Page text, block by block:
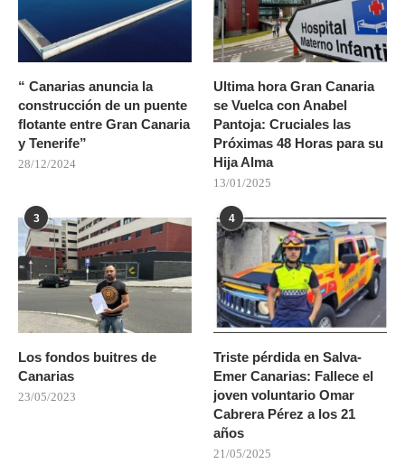
“ Canarias anuncia la
construcción de un puente
flotante entre Gran Canaria
y Tenerife”
28/12/2024
Ultima hora Gran Canaria
se Vuelca con Anabel
Pantoja: Cruciales las
Próximas 48 Horas para su
Hija Alma
13/01/2025
3
Los fondos buitres de
Canarias
23/05/2023
4
Triste pérdida en Salva-
Emer Canarias: Fallece el
joven voluntario Omar
Cabrera Pérez a los 21
años
21/05/2025